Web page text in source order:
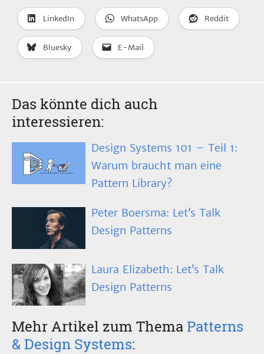
LinkedIn WhatsApp Reddit
Bluesky E-Mail
Das könnte dich auch
interessieren:
Design Systems 101 – Teil 1:
Warum braucht man eine
Pattern Library?
Peter Boersma: Let’s Talk
Design Patterns
Laura Elizabeth: Let’s Talk
Design Patterns
Mehr Artikel zum ThemaPatterns
& Design Systems: